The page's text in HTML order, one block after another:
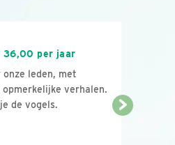
36,00 per jaar
leden, met
verhalen.
de vogels.